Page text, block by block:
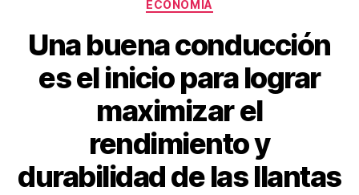
ECONOMÍA
Una buena conducción
es el inicio para lograr
maximizar el
rendimiento y
durabilidad de las llantas